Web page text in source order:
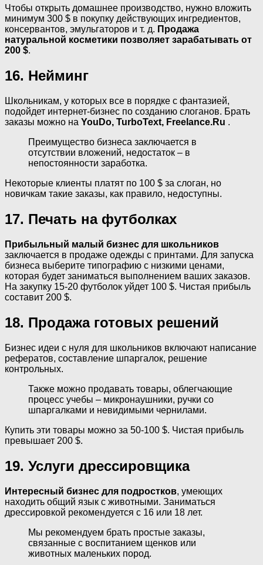
Чтобы открыть домашнее производство, нужно вложить
минимум 300 $ в покупку действующих ингредиентов,
консервантов, эмульгаторов и т. д. Продажа
натуральной косметики позволяет зарабатывать от
200 $.
16. Нейминг
Школьникам, у которых все в порядке с фантазией,
подойдет интернет-бизнес по созданию слоганов. Брать
заказы можно на YouDo, TurboText, Freelance.Ru .
Преимущество бизнеса заключается в
отсутствии вложений, недостаток – в
непостоянности заработка.
Некоторые клиенты платят по 100 $ за слоган, но
новичкам такие заказы, как правило, недоступны.
17. Печать на футболках
Прибыльный малый бизнес для школьников
заключается в продаже одежды с принтами. Для запуска
бизнеса выберите типографию с низкими ценами,
которая будет заниматься выполнением ваших заказов.
На закупку 15-20 футболок уйдет 100 $. Чистая прибыль
составит 200 $.
18. Продажа готовых решений
Бизнес идеи с нуля для школьников включают написание
рефератов, составление шпаргалок, решение
контрольных.
Также можно продавать товары, облегчающие
процесс учебы – микронаушники, ручки со
шпаргалками и невидимыми чернилами.
Купить эти товары можно за 50-100 $. Чистая прибыль
превышает 200 $.
19. Услуги дрессировщика
Интересный бизнес для подростков, умеющих
находить общий язык с животными. Заниматься
дрессировкой рекомендуется с 16 или 18 лет.
Мы рекомендуем брать простые заказы,
связанные с воспитанием щенков или
животных маленьких пород.